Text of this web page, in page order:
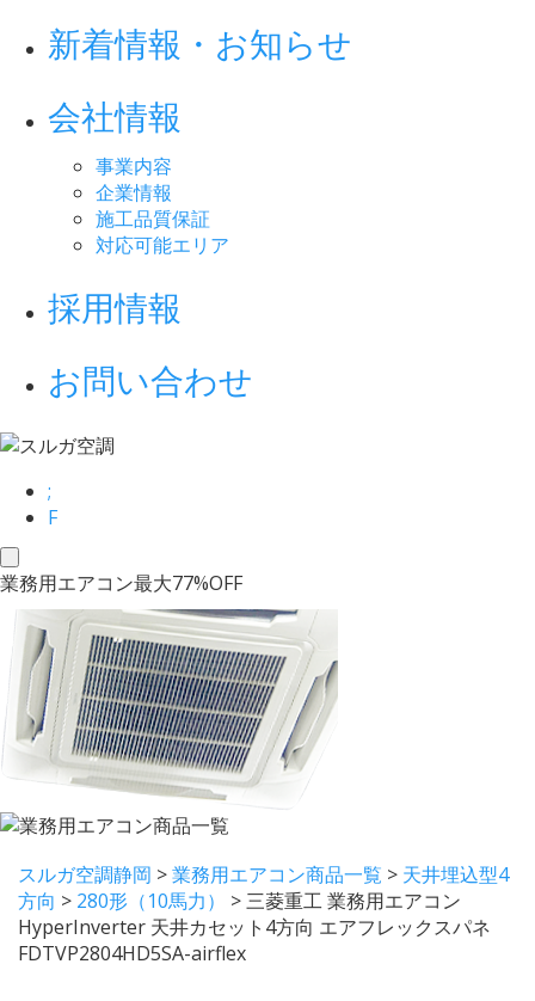
新着情報・お知らせ
会社情報
事業内容
企業情報
施工品質保証
対応可能エリア
採用情報
お問い合わせ
;
F
toggle
navigation
業務用エアコン最大77%OFF
スルガ空調静岡 >業務用エアコン商品一覧 > 天井埋込型4
方向 > 280形（10馬力） >三菱重工 業務用エアコン
HyperInverter 天井カセット4方向 エアフレックスパネ
FDTVP2804HD5SA-airflex